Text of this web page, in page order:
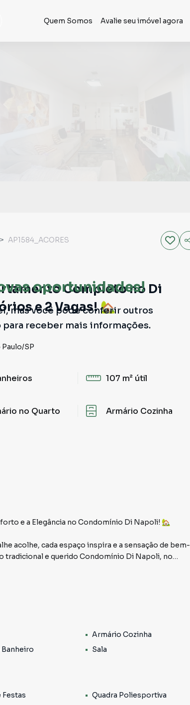
Quem Somos Avalie seu imóvel agora
oportunidades!
mas você pode conferir outros
receber mais informações.
AP1584_ACORES
Completo no Di
e 2 Vagas! 🏡
Paulo/SP
107 m² útil
no Quarto Armário Cozinha
e a Elegância no Condomínio Di Napoli! 🏡
acolhe, cada espaço inspira e a sensação de bem-
tradicional e querido Condomínio Di Napoli, no
para quem ama funcionalidade e estilo 🍳
com foco e tranquilidade 💻
Armário Cozinha
Sala
Festas
Quadra Poliesportiva